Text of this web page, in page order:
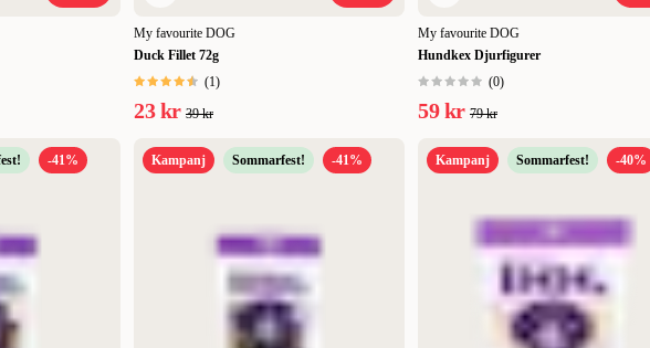
My favourite DOG
Duck Fillet 72g
(1)
23 kr 39 kr
My favourite DOG
Hundkex Djurfigurer
(0)
59 kr 79 kr
-41% Kampanj Sommarfest! -41% Kampanj Sommarfest! -40%